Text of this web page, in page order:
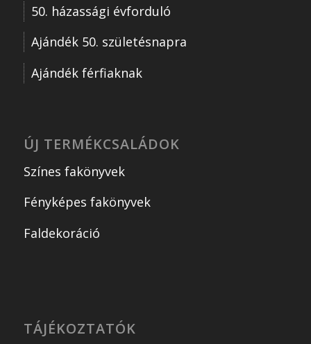
50. házassági évforduló
Ajándék 50. születésnapra
Ajándék férfiaknak
ÚJ TERMÉKCSALÁDOK
Színes fakönyvek
Fényképes fakönyvek
Faldekoráció
TÁJÉKOZTATÓK